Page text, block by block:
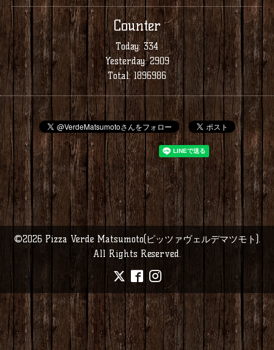
Counter
Today:334
Yesterday:2909
Total:1896986
©2026 Pizza Verde Matsumoto(ピッツァヴェルデマツモト).
All Rights Reserved.